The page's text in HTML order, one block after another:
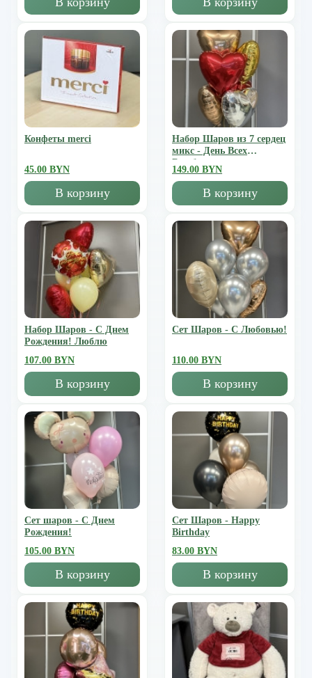
Конфеты merci
45.00 BYN
В корзину
Набор Шаров из 7 сердец
микс - День Всех
Влюбленных
149.00 BYN
В корзину
Набор Шаров - С Днем
Рождения! Люблю
107.00 BYN
В корзину
Сет Шаров - С Любовью!
110.00 BYN
В корзину
Сет шаров - С Днем
Рождения!
105.00 BYN
В корзину
Сет Шаров - Happy
Birthday
83.00 BYN
В корзину